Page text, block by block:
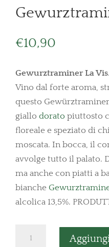
€10,90
Gewurztraminer La Vis.
Vino dal forte aroma,
questo
giallo dorato piuttosto
floreale e speziato di
moscata. In bocca, il
avvolge tutto il palato.
ma anche con piatti a
bianche
alcolica 13,5%.